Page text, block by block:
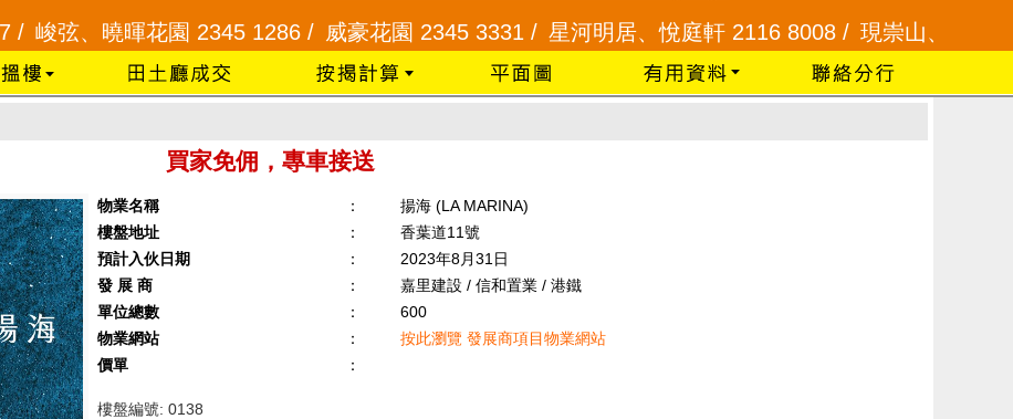
峻弦、曉暉花園 2345 1286 /威豪花園 2345 3331 /星河明居、悅庭軒 2116 8008 /現崇山、譽港灣
買家免佣，專車接送
物業名稱 ：
揚海 (LA MARINA)
樓盤地址
：
香葉道11號
預計入伙日期
：
2023年8月31日
發 展 商
：
嘉里建設 / 信和置業 / 港鐵
單位總數
：
600
物業網站
：
按此瀏覽 發展商項目物業網站
價單
：
樓盤編號: 0138